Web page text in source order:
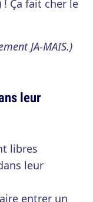
! Ça fait cher le
JA-MAIS.)
leur
libres
leur
entrer un